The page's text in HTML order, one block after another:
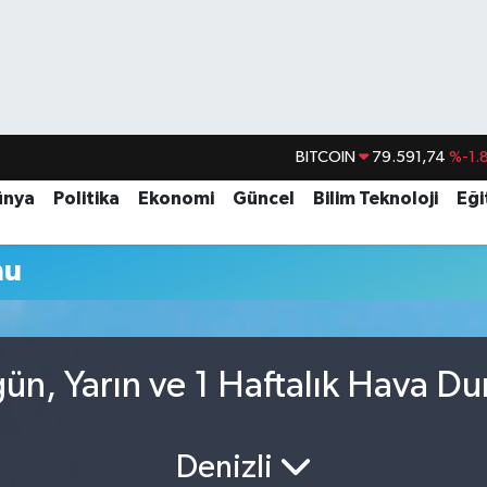
BITCOIN 79.591,74 %-
DOLAR 45,43620
Politika Ekonomi Güncel Bilim Teknoloji
Yarın ve 1 Haftalık Hava
Denizli